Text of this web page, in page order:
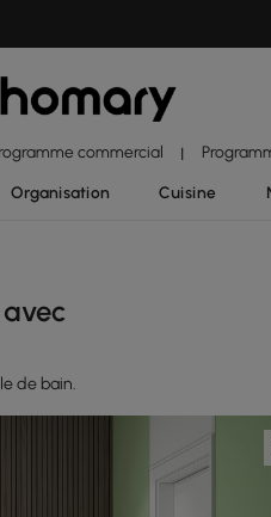
commercial |
Organisation Cuisine
de bain.